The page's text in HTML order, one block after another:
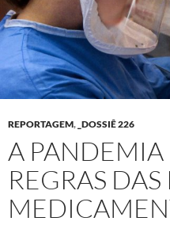
REPORTAGEM, _DOSSIÊ 226
A
REGRAS